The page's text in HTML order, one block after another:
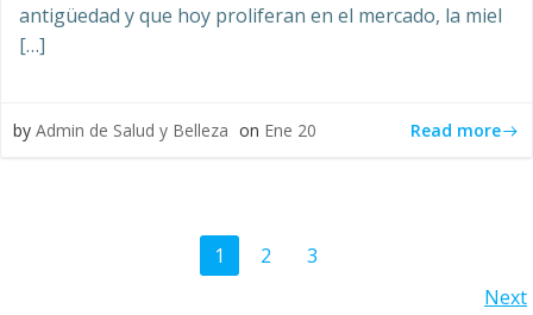
antigüedad y que hoy proliferan en el mercado, la miel
[…]
by Admin de Salud y Belleza on Ene 20 Read more
Navegación
Página
1 Página
2 Página
3
Next